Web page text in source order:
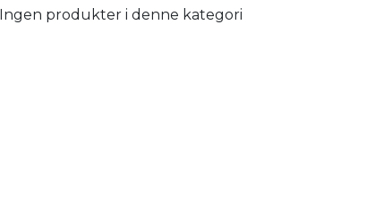
Ingen produkter i denne kategori